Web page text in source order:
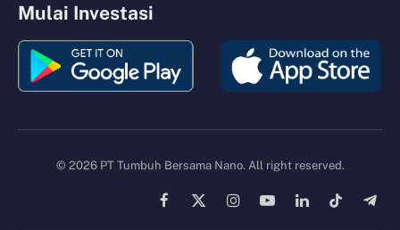
Mulai Investasi
© 2026 PT Tumbuh Bersama Nano. All right reserved.
Facebook
X
InstagramYouTubeLinkedInTikTok